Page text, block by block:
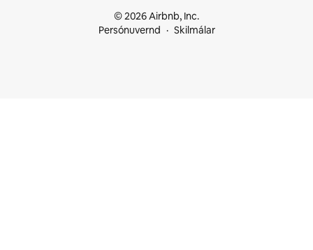
© 2026 Airbnb, Inc.
Persónuvernd
Skilmálar